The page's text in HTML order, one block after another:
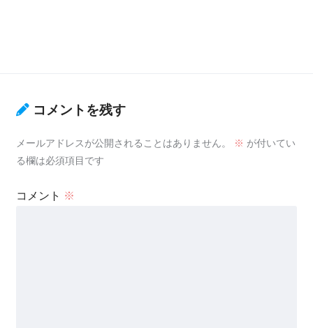
コメントを残す
メールアドレスが公開されることはありません。 ※ が付いてい
る欄は必須項目です
コメント ※